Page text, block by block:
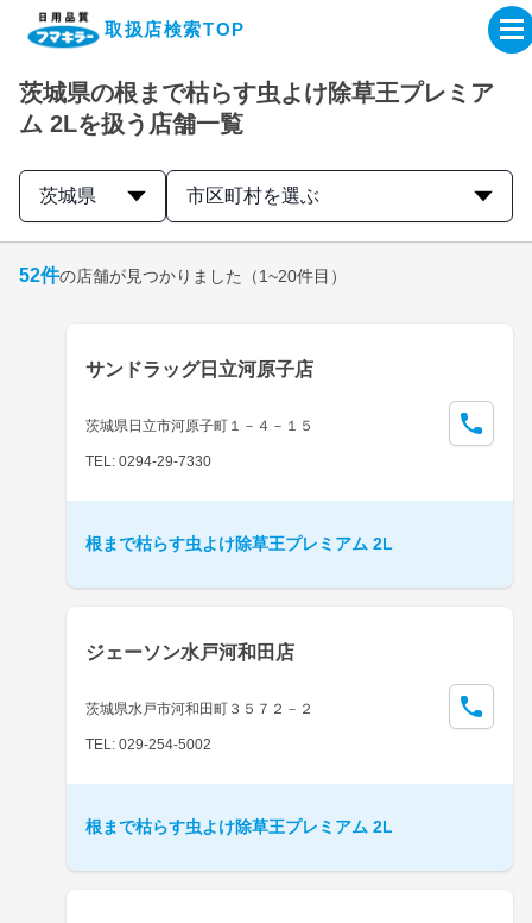
取扱店検索TOP
企業・IR情報サイト
製品情報サイト
取扱店検索はこちら
茨城県の根まで枯らす虫よけ除草王プレミア
ム 2Lを扱う店舗一覧
茨城県 市区町村を選ぶ
52件の店舗が見つかりました （1~20件目）
サンドラッグ日立河原子店
茨城県日立市河原子町１－４－１５
TEL: 0294-29-7330
根まで枯らす虫よけ除草王プレミアム 2L
ジェーソン水戸河和田店
茨城県水戸市河和田町３５７２－２
TEL: 029-254-5002
根まで枯らす虫よけ除草王プレミアム 2L